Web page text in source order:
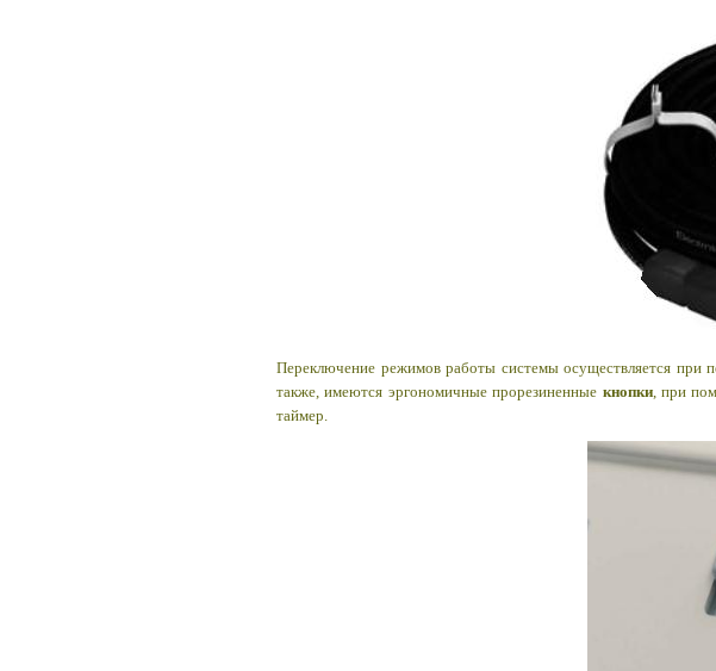
Переключение режимов работы системы осуществляется при
также, имеются эргономичные прорезиненные кнопки, при
таймер.